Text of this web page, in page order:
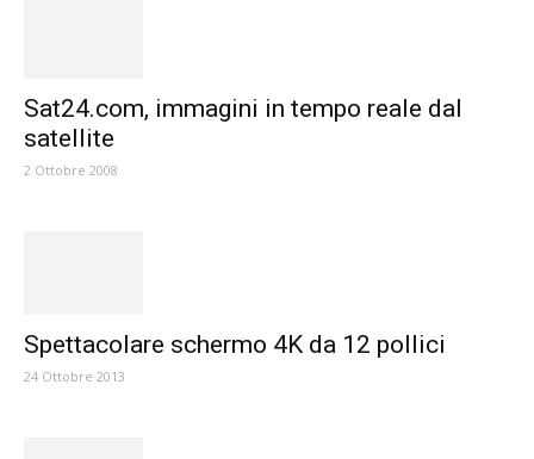
Sat24.com, immagini in tempo reale dal
satellite
2 Ottobre 2008
Spettacolare schermo 4K da 12 pollici
24 Ottobre 2013